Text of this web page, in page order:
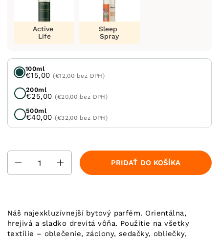
Active
Life
Sleep
Spray
100ml
€15,00(€12,00 bez DPH)
200ml
€25,00(€20,00 bez DPH)
500ml
€40,00(€32,00 bez DPH)
PRIDAŤ DO KOŠÍKA
Náš najexkluzívnejší bytový parfém. Orientálna,
hrejivá a sladko drevitá vôňa. Použitie na všetky
textílie – oblečenie, záclony, sedačky, obliečky,